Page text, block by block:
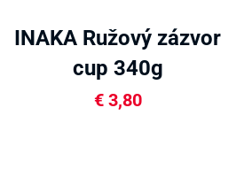
INAKA Ružový zázvor
cup 340g
€3,80